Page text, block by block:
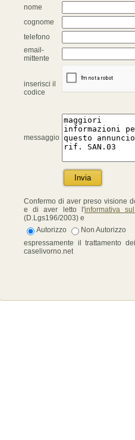
nome
cognome
telefono
email-
mittente
inserisci il
codice
messaggio
Confermo di aver preso visione
e di aver letto l'informativa
(D.Lgs196/2003) e
Autorizzo
Non Autorizzo
espressamente il trattamento
caselivorno.net